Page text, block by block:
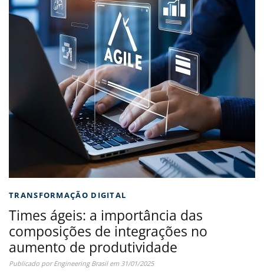
TRANSFORMAÇÃO DIGITAL
Times ágeis: a importância das
composições de integrações no
aumento de produtividade
Publicado porEngineering Brasilem 31/01/2025